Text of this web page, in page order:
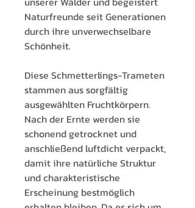
Naturfreunde seit Generationen
durch ihre unverwechselbare
Schönheit.
Diese Schmetterlings-Trameten
stammen aus sorgfältig
ausgewählten Fruchtkörpern.
Nach der Ernte werden sie
schonend getrocknet und
anschließend luftdicht verpackt,
damit ihre natürliche Struktur
und charakteristische
Erscheinung bestmöglich